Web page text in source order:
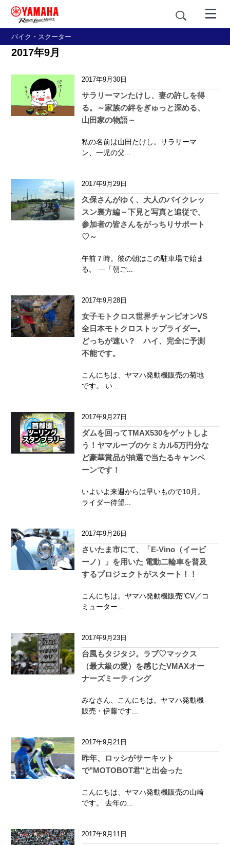
バイク・スクーター
2017年9月
2017年9月30日
サラリーマンたけし、妻の許しを得
る。～家族の絆をぎゅっと深める、
山田家の物語～
私の名前は山田たけし。サラリーマ
ン、一児の父...
2017年9月29日
久保さんがゆく、大人のバイクレッ
スン裏方編～下見と写真と追従で、
参加者の皆さんをがっちりサポート
♡～
午前７時。彼の朝はこの駐車場で始ま
る。 ―「朝ご...
2017年9月28日
女子モトクロス世界チャンピオンVS
全日本モトクロストップライダー。
どっちが速い？ ハイ、完全に予測
不能です。
こんにちは、ヤマハ発動機販売の菊地
です。 い...
2017年9月27日
ダムを回ってTMAX530をゲットしよ
う！ヤマルーブのケミカル5万円分な
ど豪華賞品が抽選で当たるキャンペ
ーンです！
いよいよ来週からは早いもので10月。
ライダー待望...
2017年9月26日
さいたま市にて、「E-Vino（イービ
ーノ）」を用いた 電動二輪車を普及
するプロジェクトがスタート！！
こんにちは。ヤマハ発動機販売"CV／コ
ミューター...
2017年9月23日
台風もタジタジ。ラブ♡マックス
（最大級の愛）を感じたVMAXオー
ナーズミーティング
みなさん、こんにちは。ヤマハ発動機
販売・伊藤です...
2017年9月21日
昨年、ロッシがサーキット
で"MOTOBOT君"と出会った
こんにちは、ヤマハ発動機販売の山崎
です。 去年の...
2017年9月11日